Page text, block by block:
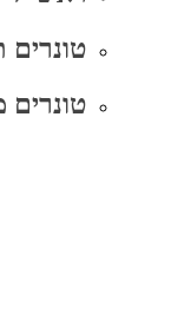
טונרים
טונרים